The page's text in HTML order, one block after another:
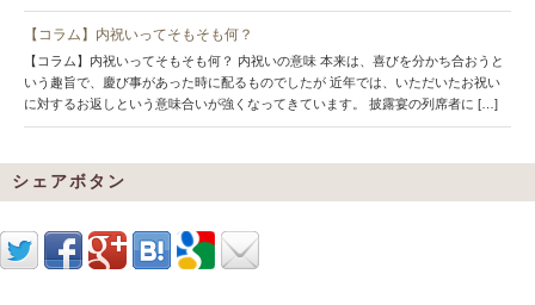
【コラム】内祝いってそもそも何？
【コラム】内祝いってそもそも何？ 内祝いの意味 本来は、喜びを分かち合おうと
いう趣旨で、慶び事があった時に配るものでしたが 近年では、いただいたお祝い
に対するお返しという意味合いが強くなってきています。 披露宴の列席者に […]
シェアボタン